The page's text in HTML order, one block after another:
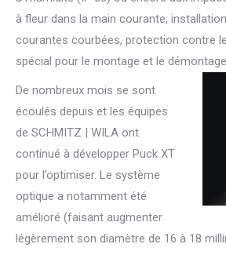
à fleur dans la main courante,
courantes courbées, protection contre
spécial pour le montage et le
De nombreux mois se sont
écoulés depuis et les équipes
de SCHMITZ | WILA ont
continué à développer Puck XT
pour l’optimiser. Le système
optique a notamment été
amélioré (faisant augmenter
légèrement son diamètre de 16 à 18